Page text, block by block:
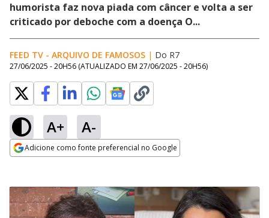
humorista faz nova piada com câncer e volta a ser
criticado por deboche com a doença O...
FEED TV - ARQUIVO DE FAMOSOS | Do R7
27/06/2025 - 20H56 (ATUALIZADO EM 27/06/2025 - 20H56)
A+ A-
Adicione como fonte preferencial no Google